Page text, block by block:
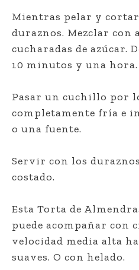
Mientras pelar y
duraznos. Mezclar con
cucharadas de azúcar.
10 minutos y una hora.
Pasar un cuchillo por
completamente fría e
o una fuente.
Servir con los
costado.
Esta Torta de
puede acompañar con
velocidad media alta
suaves. O con helado.